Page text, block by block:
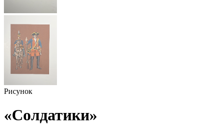
Рисунок
«Солдатики»